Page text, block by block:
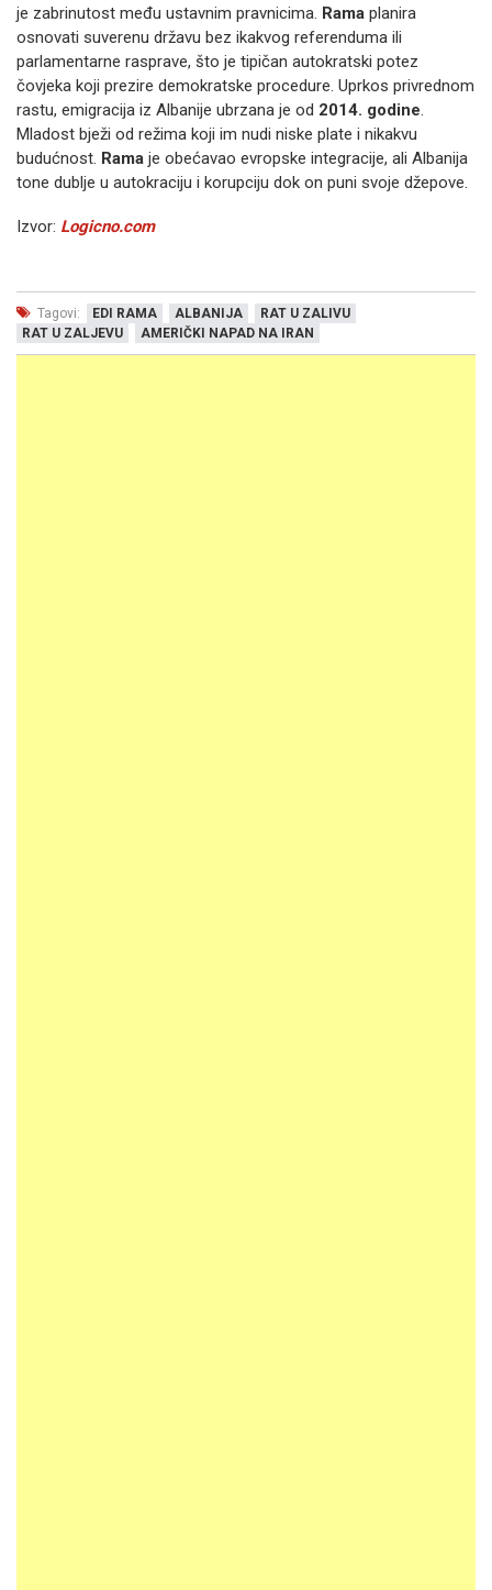
je zabrinutost među ustavnim pravnicima. Rama planira
osnovati suverenu državu bez ikakvog referenduma ili
parlamentarne rasprave, što je tipičan autokratski potez
čovjeka koji prezire demokratske procedure. Uprkos privrednom
rastu, emigracija iz Albanije ubrzana je od 2014. godine.
Mladost bježi od režima koji im nudi niske plate i nikakvu
budućnost. Rama je obećavao evropske integracije, ali Albanija
tone dublje u autokraciju i korupciju dok on puni svoje džepove.
Izvor: Logicno.com
Tagovi: EDI RAMA ALBANIJA
RAT U ZALIVU
RAT U ZALJEVU
AMERIČKI NAPAD NA IRAN